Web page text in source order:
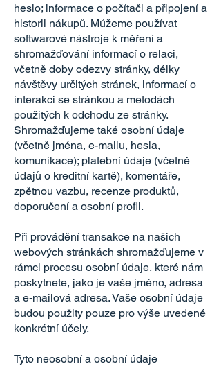
heslo; informace o počítači a připojení a
historii nákupů. Můžeme používat
softwarové nástroje k měření a
shromažďování informací o relaci,
včetně doby odezvy stránky, délky
návštěvy určitých stránek, informací o
interakci se stránkou a metodách
použitých k odchodu ze stránky.
Shromažďujeme také osobní údaje
(včetně jména, e-mailu, hesla,
komunikace); platební údaje (včetně
údajů o kreditní kartě), komentáře,
zpětnou vazbu, recenze produktů,
doporučení a osobní profil.
Při provádění transakce na našich
webových stránkách shromažďujeme v
rámci procesu osobní údaje, které nám
poskytnete, jako je vaše jméno, adresa
a e-mailová adresa. Vaše osobní údaje
budou použity pouze pro výše uvedené
konkrétní účely.
Tyto neosobní a osobní údaje